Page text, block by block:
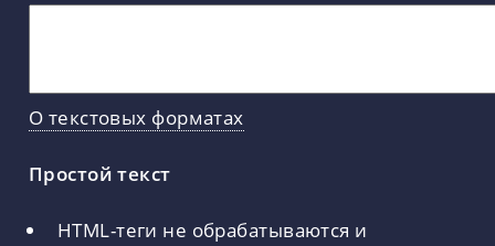
О текстовых форматах
Простой текст
HTML-теги не обрабатываются и